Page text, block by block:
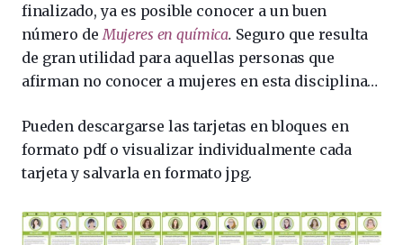
finalizado, ya es posible conocer a un buen
número de Mujeres en química. Seguro que resulta
de gran utilidad para aquellas personas que
afirman no conocer a mujeres en esta disciplina…
Pueden descargarse las tarjetas en bloques en
formato pdf o visualizar individualmente cada
tarjeta y salvarla en formato jpg.